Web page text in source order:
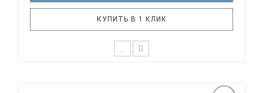
КУПИТЬ В 1 КЛИК
смело назвать 3 в 1. Он настолько универсальный,